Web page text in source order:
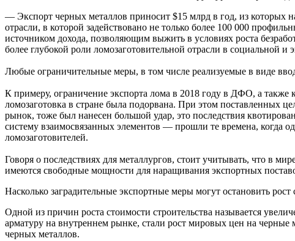
— Экспорт черных металлов приносит $15 млрд в год, из которых
отрасли, в которой задействовано не только более 100 000
источником дохода, позволяющим выжить в условиях роста
более глубокой роли ломозаготовительной отрасли в социальной и
Любые ограничительные меры, в том числе реализуемые в виде
К примеру, ограничение экспорта лома в 2018 году в ДФО, а также
ломозаготовка в стране была подорвана. При этом поставленных
рынок, тоже был нанесен большой удар, это последствия
систему взаимосвязанных элементов — прошли те времена, когда
ломозаготовителей.
Говоря о последствиях для металлургов, стоит учитывать, что в
имеются свободные мощности для наращивания экспортных
Насколько заградительные экспортные меры могут остановить
Одной из причин роста стоимости строительства называется
арматуру на внутреннем рынке, стали рост мировых цен на
черных металлов.